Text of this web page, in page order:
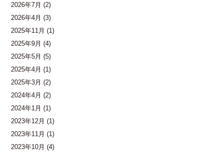
2026年7月 (2)
2026年4月 (3)
2025年11月 (1)
2025年9月 (4)
2025年5月 (5)
2025年4月 (1)
2025年3月 (2)
2024年4月 (2)
2024年1月 (1)
2023年12月 (1)
2023年11月 (1)
2023年10月 (4)